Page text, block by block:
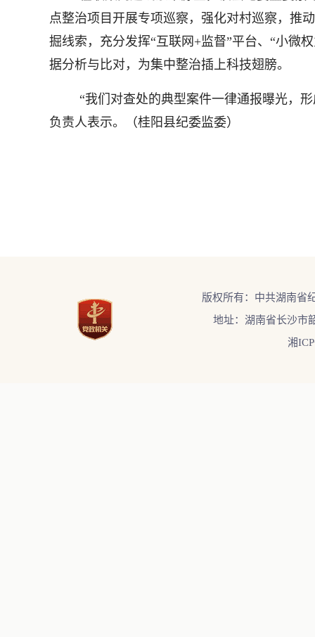
点整治项目开展专项巡察，强化对村巡察，推
掘线索，充分发挥“互联网+监督”平台、“小微
据分析与比对，为集中整治插上科技翅膀。
“我们对查处的典型案件一律通报曝光，
负责人表示。（桂阳县纪委监委）
版权所有：中共湖南省
地址：湖南省长沙市
湘